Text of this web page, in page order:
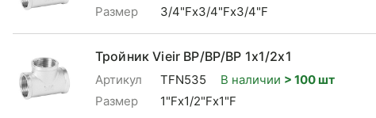
Размер
3/4"Fx3/4"Fx3/4"F
Тройник Vieir ВР/ВР/ВР 1x1/2x1
Артикул TFN535 В наличии > 100 шт
Размер
1"Fx1/2"Fx1"F